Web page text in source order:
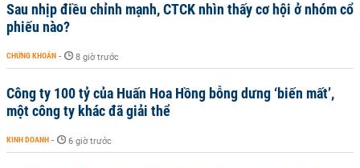
Sau nhịp điều chỉnh mạnh, CTCK nhìn thấy cơ hội ở nhóm cổ
phiếu nào?
CHỨNG KHOÁN - 8 giờ trước
Công ty 100 tỷ của Huấn Hoa Hồng bỗng dưng ‘biến mất’,
một công ty khác đã giải thể
KINH DOANH - 6 giờ trước